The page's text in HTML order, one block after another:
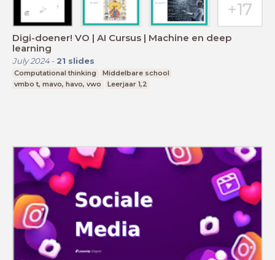
Digi-doener! VO | AI Cursus | Machine en deep
learning
July 2024- 21 slides
Computational thinking
Middelbare school
vmbo t, mavo, havo, vwo
Leerjaar 1,2